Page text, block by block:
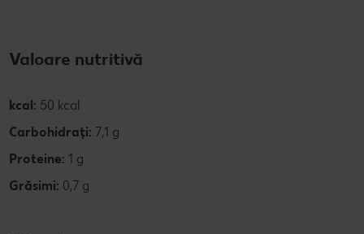
Valoare nutritivă
kcal: 50 kcal
Carbohidrați: 7,1 g
Proteine: 1 g
Grăsimi: 0,7 g